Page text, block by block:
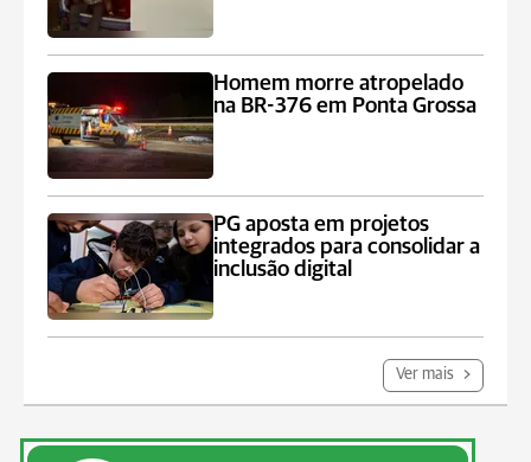
Homem morre atropelado
na BR-376 em Ponta Grossa
PG aposta em projetos
integrados para consolidar a
inclusão digital
Ver mais